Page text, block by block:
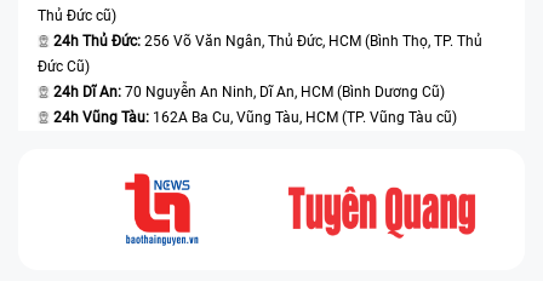
Thủ Đức cũ)
24h Thủ Đức: 256 Võ Văn Ngân, Thủ Đức, HCM (Bình Thọ, TP. Thủ
Đức Cũ)
24h Dĩ An: 70 Nguyễn An Ninh, Dĩ An, HCM (Bình Dương Cũ)
24h Vũng Tàu: 162A Ba Cu, Vũng Tàu, HCM (TP. Vũng Tàu cũ)